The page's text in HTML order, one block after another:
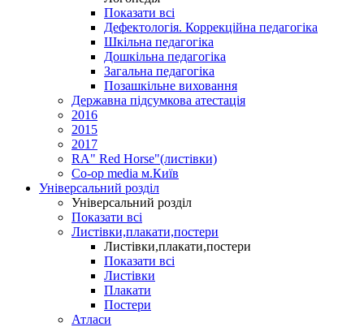
Показати всі
Дефектологія. Коррекційна педагогіка
Шкільна педагогіка
Дошкільна педагогіка
Загальна педагогіка
Позашкільне виховання
Державна підсумкова атестація
2016
2015
2017
RA" Red Horse"(листівки)
Co-op media м.Київ
Універсальний розділ
Універсальний розділ
Показати всі
Листівки,плакати,постери
Листівки,плакати,постери
Показати всі
Листівки
Плакати
Постери
Атласи